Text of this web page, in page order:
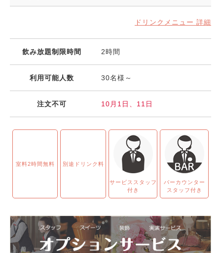
ドリンクメニュー 詳細
飲み放題制限時間 2時間
利用可能人数 30名様～
注文不可 10月1日、11日
室料2時間無料 別途ドリンク料
サービススタッフ
付き
バーカウンター
スタッフ付き